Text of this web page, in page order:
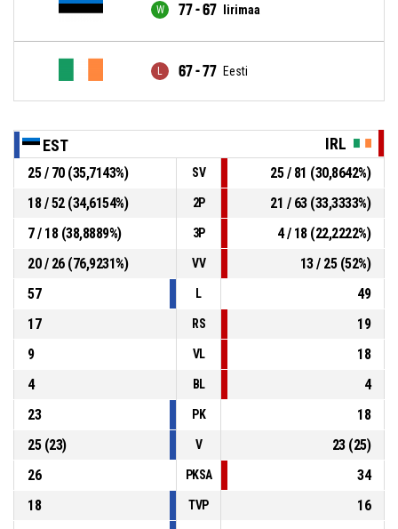
77 - 67 Iirimaa
67 - 77 Eesti
EST IRL
25 / 70 (35,7143%) SV
25 / 81 (30,8642%)
18 / 52 (34,6154%)
2P
21 / 63 (33,3333%)
7 / 18 (38,8889%)
3P
4 / 18 (22,2222%)
20 / 26 (76,9231%)
VV
13 / 25 (52%)
57
L
49
17
RS
19
9
VL
18
4
BL
4
23
PK
18
25 (23)
V
23 (25)
26
PKSA
34
18
TVP
16